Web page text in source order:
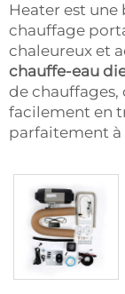
Heater est
chauffage
chaleureux et
chauffe-eau
de chauffages,
facilement en
parfaitement à